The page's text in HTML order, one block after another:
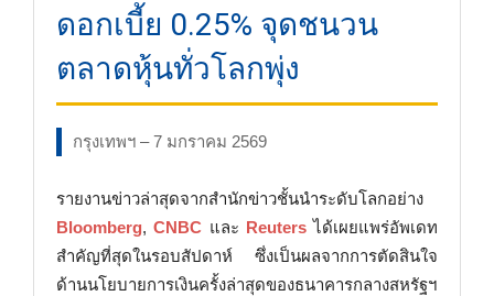
ดอกเบี้ย 0.25% จุดชนวน
ตลาดหุ้นทั่วโลกพุ่ง
กรุงเทพฯ – 7 มกราคม 2569
รายงานข่าวล่าสุดจากสำนักข่าวชั้นนำระดับโลกอย่าง
Bloomberg,CNBC และ Reutersได้เผยแพร่อัพเดท
สำคัญที่สุดในรอบสัปดาห์ ซึ่งเป็นผลจากการตัดสินใจ
ด้านนโยบายการเงินครั้งล่าสุดของธนาคารกลางสหรัฐฯ